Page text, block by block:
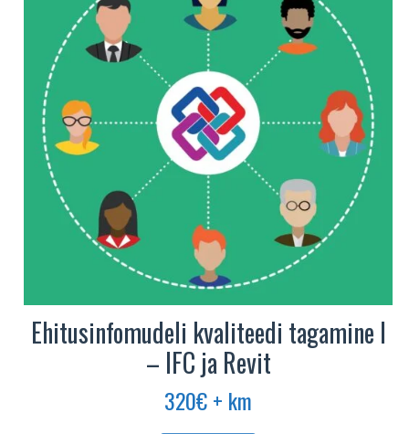
Ehitusinfomudeli kvaliteedi tagamine I
– IFC ja Revit
320€+ km